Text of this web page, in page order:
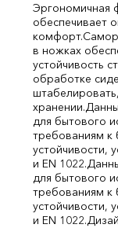
Эргономичная
обеспечивает
комфорт.
в ножках
устойчивость
обработке
хранении.
для бытового
требованиям к
устойчивости,
и EN 1022.
для бытового
требованиям к
устойчивости,
и EN 1022.